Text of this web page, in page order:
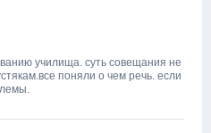
училища. суть совещания не
поняли о чем речь. если